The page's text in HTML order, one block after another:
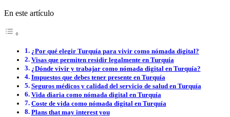
En este artículo
¿Por qué elegir Turquía para vivir como nómada digital?
Visas que permiten residir legalmente en Turquía
¿Dónde vivir y trabajar como nómada digital en Turquía?
Impuestos que debes tener presente en Turquía
Seguros médicos y calidad del servicio de salud en Turquía
Vida diaria como nómada digital en Turquía
Coste de vida como nómada digital en Turquía
Plans that may interest you